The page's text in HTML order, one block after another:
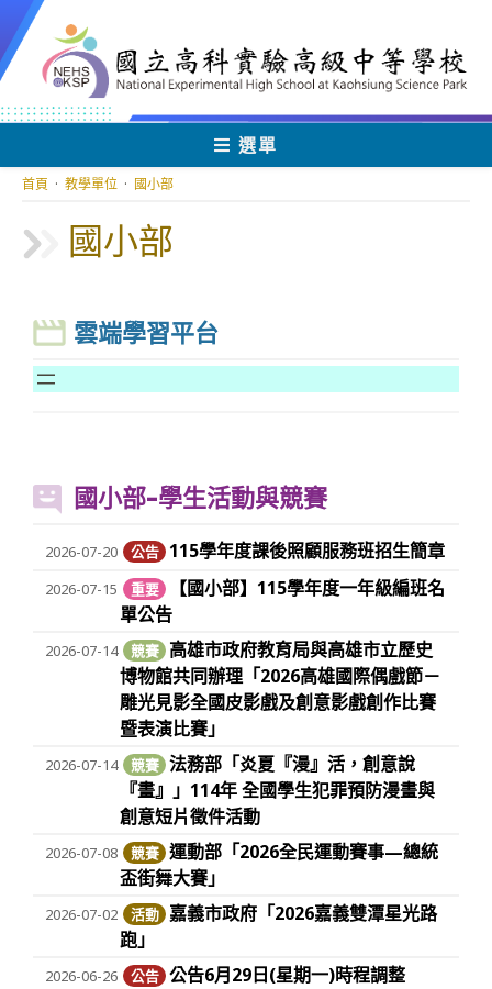
轉
至
要
容
選單
國小部
首頁 · 教學單位 · 國小部
雲端學習平台
國小部–學生活動與競賽
公告 115學年度課後照顧服務班招生簡章
2026-07-20
重要
【國小部】115學年度一年級編班名
單公告
2026-07-15
競賽 高雄市政府教育局與高雄市立歷史
博物館共同辦理「2026高雄國際偶戲節－
雕光見影全國皮影戲及創意影戲創作比賽
暨表演比賽」
2026-07-14
競賽 法務部「炎夏『漫』活，創意說
『畫』」114年 全國學生犯罪預防漫畫與
創意短片徵件活動
2026-07-14
競賽 運動部「2026全民運動賽事—總統
盃街舞大賽」
2026-07-08
活動 嘉義市政府「2026嘉義雙潭星光路
跑」
2026-07-02
公告 公告6月29日(星期一)時程調整
2026-06-26